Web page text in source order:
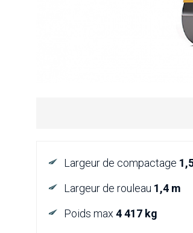
Largeur de compactage
Largeur de rouleau 1,4 m
Poids max 4 417 kg